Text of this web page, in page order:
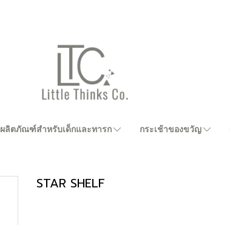
ผลิตภัณฑ์สำหรับเด็กและทารก กระเช้าของขวัญ
STAR SHELF